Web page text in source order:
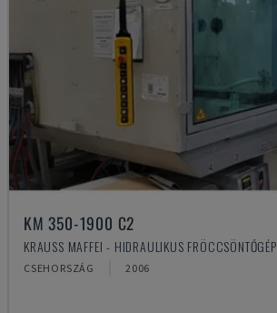
KM 350-1900 C2
KRAUSS MAFFEI - HIDRAULIKUS FRÖCCSÖNTŐGÉP
CSEHORSZÁG 2006